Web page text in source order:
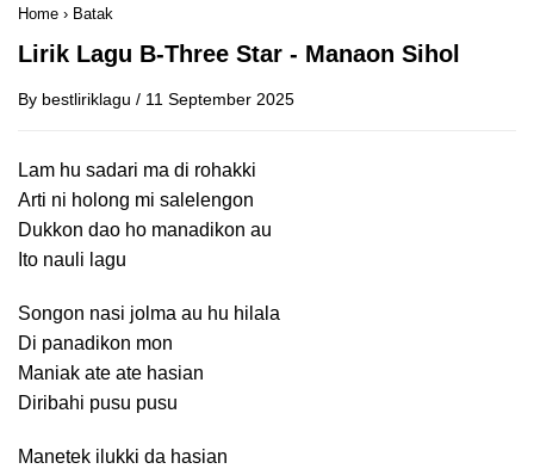
Home › Batak
Lirik Lagu B-Three Star - Manaon Sihol
By bestliriklagu / 11 September 2025
Lam hu sadari ma di rohakki
Arti ni holong mi salelengon
Dukkon dao ho manadikon au
Ito nauli lagu
Songon nasi jolma au hu hilala
Di panadikon mon
Maniak ate ate hasian
Diribahi pusu pusu
Manetek ilukki da hasian